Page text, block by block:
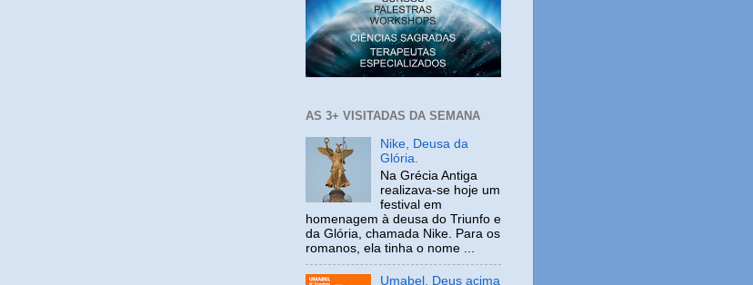
AS 3+ VISITADAS DA SEMANA
Nike, Deusa da
Glória.
Na Grécia Antiga
realizava-se hoje um
festival em
homenagem à deusa do Triunfo e
da Glória, chamada Nike. Para os
romanos, ela tinha o nome ...
Umabel, Deus acima